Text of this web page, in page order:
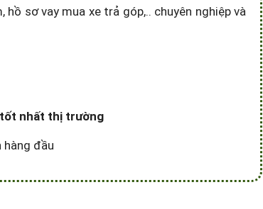
sơ vay mua xe trả góp,.. chuyên nghiệp và
tốt nhất thị trường
hàng đầu